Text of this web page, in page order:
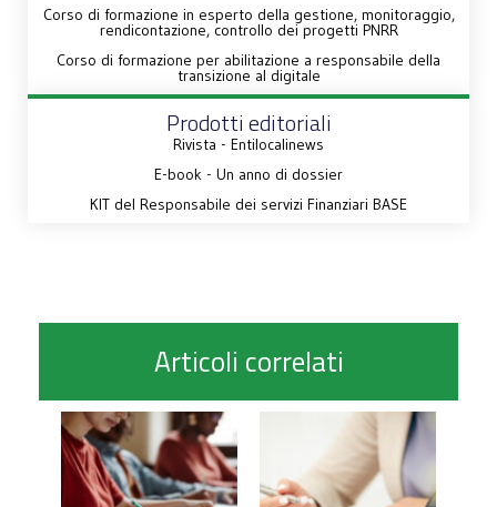
Corso di formazione in esperto della gestione, monitoraggio,
rendicontazione, controllo dei progetti PNRR
Corso di formazione per abilitazione a responsabile della
transizione al digitale
Prodotti editoriali
Rivista - Entilocalinews
E-book - Un anno di dossier
KIT del Responsabile dei servizi Finanziari BASE
Articoli correlati